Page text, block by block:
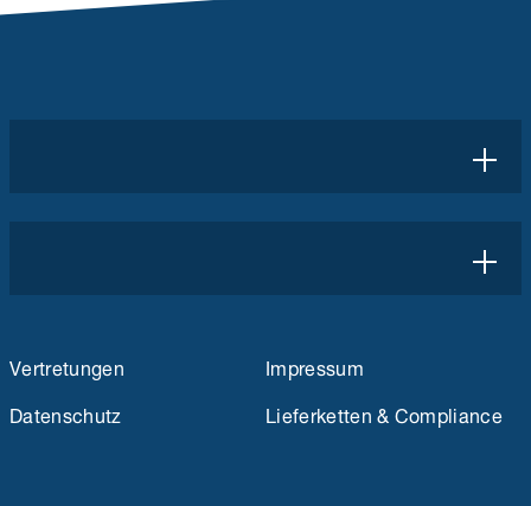
Vertretungen
Impressum
Datenschutz
Lieferketten & Compliance